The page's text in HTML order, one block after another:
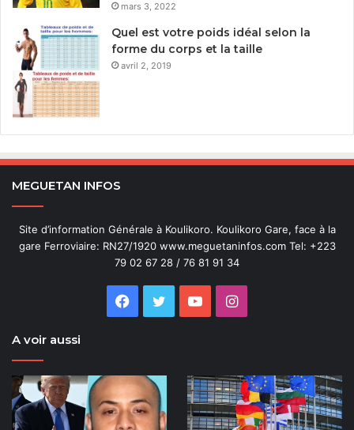
mars 3, 2022
Quel est votre poids idéal selon la
forme du corps et la taille
avril 2, 2019
MEGUETAN INFOS
Site d’information Générale à Koulikoro. Koulikoro Gare, face à la
gare Ferroviaire: RN27/1920 www.meguetaninfos.com Tel: +223
79 02 67 28 / 76 81 91 34
Facebook
Twitter YouTubeInstagram
A voir aussi